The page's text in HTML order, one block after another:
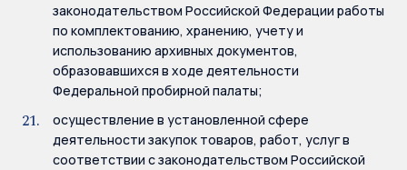
законодательством Российской Федерации работы
по комплектованию, хранению, учету и
использованию архивных документов,
образовавшихся в ходе деятельности
Федеральной пробирной палаты;
осуществление в установленной сфере
деятельности закупок товаров, работ, услуг в
соответствии с законодательством Российской